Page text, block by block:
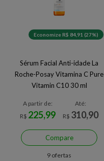
Economize R$ 84,91 (27%)
Sérum Facial Anti-idade La
Roche-Posay Vitamina C Pure
Vitamin C10 30 ml
A partir de:
R$ 225,99
Até:
R$ 310,90
Compare
9 ofertas